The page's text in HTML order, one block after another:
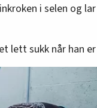
i selen og
lett sukk når han